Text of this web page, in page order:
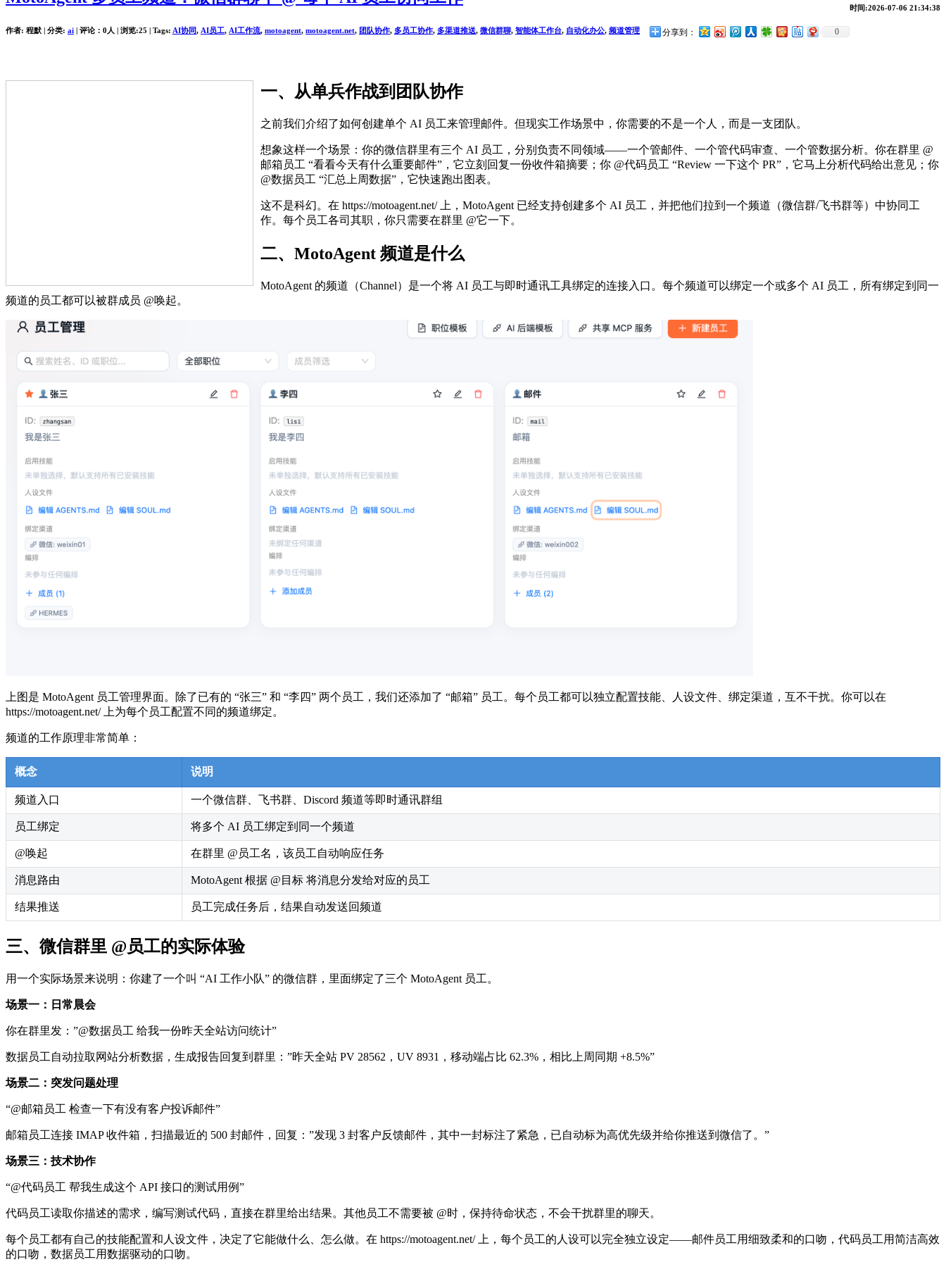
时间:2026-07-06 21:34:38
分享到： 0
作者: 程默 | 分类: ai | 评论：0人 | 浏览:25 | Tags: AI协同, AI员工, AI工作流, motoagent, motoagent.net, 团队协作, 多员工协作, 多渠道推送, 微信群聊, 智能体工作台, 自动化办公, 频道管理
一、从单兵作战到团队协作
之前我们介绍了如何创建单个 AI 员工来管理邮件。但现实工作场景中，你需要的不是一个人，而是一支团队。
想象这样一个场景：你的微信群里有三个 AI 员工，分别负责不同领域——一个管邮件、一个管代码审查、一个管数据分析。你在群里 @
邮箱员工 “看看今天有什么重要邮件”，它立刻回复一份收件箱摘要；你 @代码员工 “Review 一下这个 PR”，它马上分析代码给出意见；你
@数据员工 “汇总上周数据”，它快速跑出图表。
这不是科幻。在 https://motoagent.net/ 上，MotoAgent 已经支持创建多个 AI 员工，并把他们拉到一个频道（微信群/飞书群等）中协同工
作。每个员工各司其职，你只需要在群里 @它一下。
二、MotoAgent 频道是什么
MotoAgent 的频道（Channel）是一个将 AI 员工与即时通讯工具绑定的连接入口。每个频道可以绑定一个或多个 AI 员工，所有绑定到同一
频道的员工都可以被群成员 @唤起。
上图是 MotoAgent 员工管理界面。除了已有的 “张三” 和 “李四” 两个员工，我们还添加了 “邮箱” 员工。每个员工都可以独立配置技能、人设文件、绑定渠道，互不干扰。你可以在
https://motoagent.net/ 上为每个员工配置不同的频道绑定。
频道的工作原理非常简单：
概念 说明
频道入口 一个微信群、飞书群、Discord 频道等即时通讯群组
员工绑定 将多个 AI 员工绑定到同一个频道
@唤起 在群里 @员工名，该员工自动响应任务
消息路由 MotoAgent 根据 @目标 将消息分发给对应的员工
结果推送 员工完成任务后，结果自动发送回频道
三、微信群里 @员工的实际体验
用一个实际场景来说明：你建了一个叫 “AI 工作小队” 的微信群，里面绑定了三个 MotoAgent 员工。
场景一：日常晨会
你在群里发：”@数据员工 给我一份昨天全站访问统计”
数据员工自动拉取网站分析数据，生成报告回复到群里：”昨天全站 PV 28562，UV 8931，移动端占比 62.3%，相比上周同期 +8.5%”
场景二：突发问题处理
“@邮箱员工 检查一下有没有客户投诉邮件”
邮箱员工连接 IMAP 收件箱，扫描最近的 500 封邮件，回复：”发现 3 封客户反馈邮件，其中一封标注了紧急，已自动标为高优先级并给你推送到微信了。”
场景三：技术协作
“@代码员工 帮我生成这个 API 接口的测试用例”
代码员工读取你描述的需求，编写测试代码，直接在群里给出结果。其他员工不需要被 @时，保持待命状态，不会干扰群里的聊天。
每个员工都有自己的技能配置和人设文件，决定了它能做什么、怎么做。在 https://motoagent.net/ 上，每个员工的人设可以完全独立设定——邮件员工用细致柔和的口吻，代码员工用简洁高效
的口吻，数据员工用数据驱动的口吻。